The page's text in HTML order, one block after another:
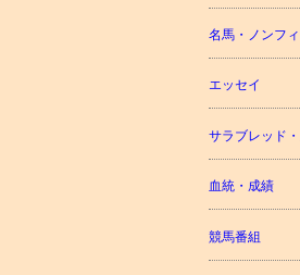
名馬・ノンフ
エッセイ
サラブレッド
血統・成績
競馬番組